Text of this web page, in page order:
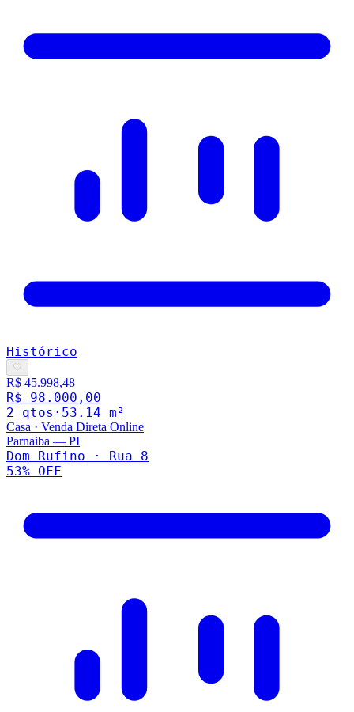
Histórico
♡
R$ 45.998,48
R$ 98.000,00
2 qtos · 53.14 m²
Casa · Venda Direta Online
Parnaiba — PI
Dom Rufino · Rua 8
53% OFF